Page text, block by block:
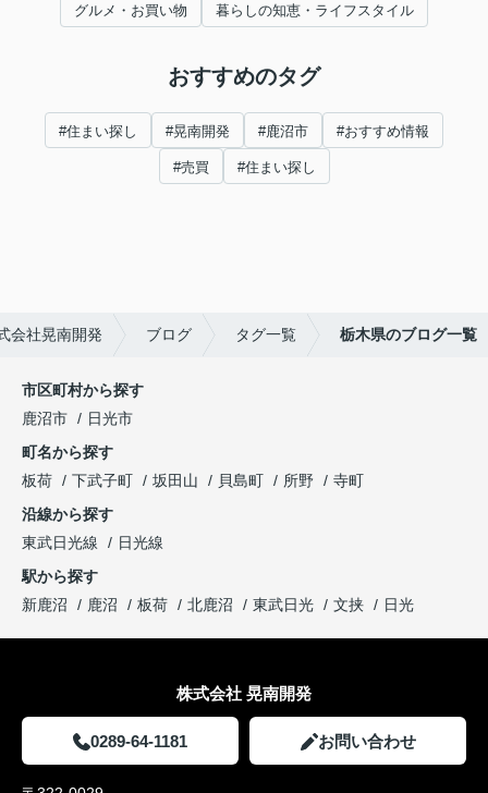
グルメ・お買い物 暮らしの知恵・ライフスタイル
おすすめのタグ
#住まい探し #晃南開発 #鹿沼市 #おすすめ情報
#売買 #住まい探し
会社晃南開発 ブログ タグ一覧 栃木県のブログ一覧
市区町村から探す
鹿沼市
日光市
町名から探す
板荷
下武子町 坂田山 貝島町 所野
寺町
沿線から探す
東武日光線
日光線
駅から探す
新鹿沼
鹿沼 板荷 北鹿沼 東武日光 文挟 日光
株式会社 晃南開発
0289-64-1181 お問い合わせ